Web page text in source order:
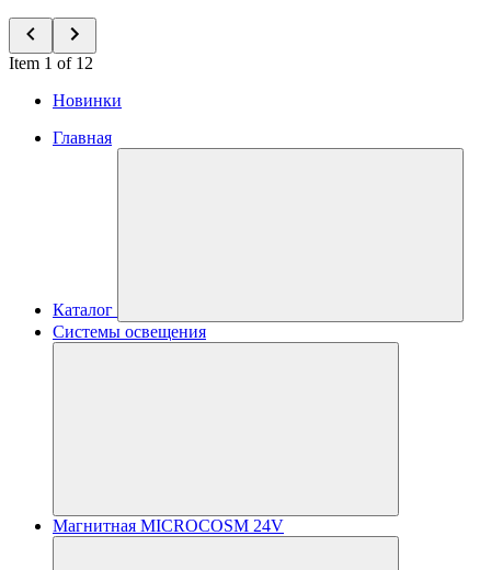
Item 1 of 12
Новинки
Главная
Каталог
Системы освещения
Магнитная MICROCOSM 24V